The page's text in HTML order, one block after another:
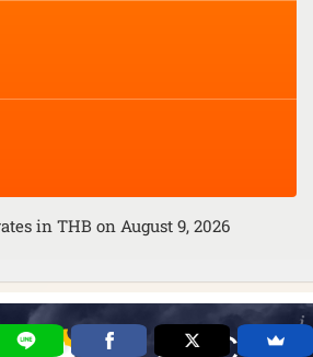
in THB on August 9, 2026